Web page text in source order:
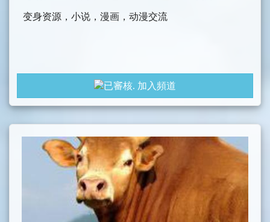
变身资源，小说，漫画，动漫交流
加入頻道